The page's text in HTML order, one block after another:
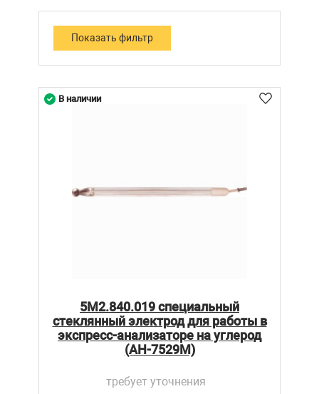
5М2.840.019 специальный
стеклянный электрод для работы в
экспресс-анализаторе на углерод
(АН-7529М)
требует уточнения
В наличии